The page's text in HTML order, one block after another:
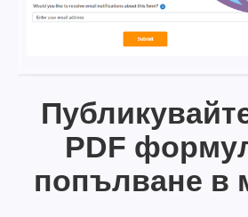
PDF
попълване в